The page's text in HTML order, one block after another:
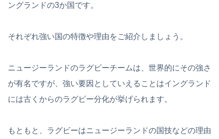
ングランドの3か国です。
それぞれ強い国の特徴や理由をご紹介しましょう。
ニュージーランドのラグビーチームは、世界的にその強さ
が有名ですが、強い要因としていえることはイングランド
には古くからのラグビー分化が挙げられます。
もともと、ラグビーはニュージーランドの国技などの理由